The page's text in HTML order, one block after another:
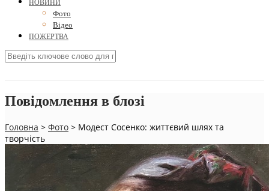
НОВИНИ
Фото
Відео
ПОЖЕРТВА
Повідомлення в блозі
Головна > Фото > Модест Сосенко: життєвий шлях та
творчість